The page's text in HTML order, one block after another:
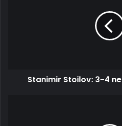
Stanimir Stoilov: 3-4